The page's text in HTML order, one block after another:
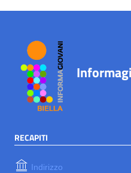
RECAPITI
Indirizzo